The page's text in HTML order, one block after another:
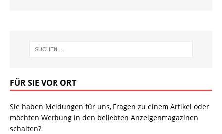
FÜR SIE VOR ORT
Sie haben Meldungen für uns, Fragen zu einem Artikel oder
möchten Werbung in den beliebten Anzeigenmagazinen
schalten?